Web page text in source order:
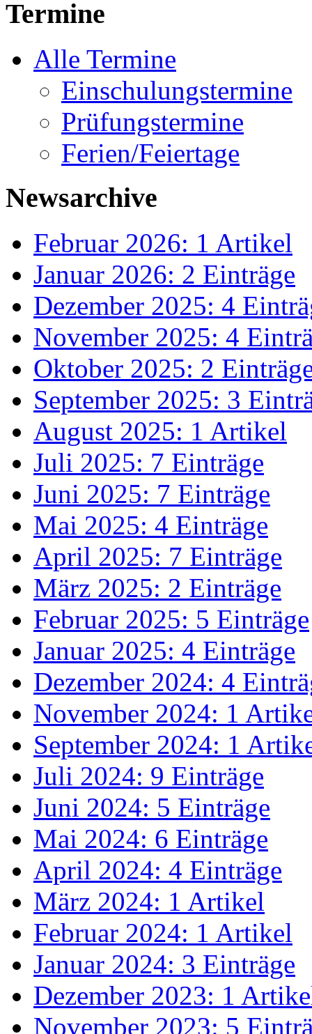
Termine
Alle Termine
Einschulungstermine
Prüfungstermine
Ferien/Feiertage
Newsarchive
Februar 2026: 1 Artikel
Januar 2026: 2 Einträge
Dezember 2025: 4
November 2025: 4
Oktober 2025: 2
September 2025: 3
August 2025: 1 Artikel
Juli 2025: 7 Einträge
Juni 2025: 7 Einträge
Mai 2025: 4 Einträge
April 2025: 7 Einträge
März 2025: 2 Einträge
Februar 2025: 5 Einträge
Januar 2025: 4 Einträge
Dezember 2024: 4
November 2024: 1
September 2024: 1
Juli 2024: 9 Einträge
Juni 2024: 5 Einträge
Mai 2024: 6 Einträge
April 2024: 4 Einträge
März 2024: 1 Artikel
Februar 2024: 1 Artikel
Januar 2024: 3 Einträge
Dezember 2023: 1
November 2023: 5